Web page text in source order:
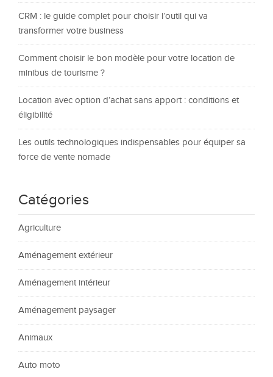
CRM : le guide complet pour choisir l’outil qui va
transformer votre business
Comment choisir le bon modèle pour votre location de
minibus de tourisme ?
Location avec option d’achat sans apport : conditions et
éligibilité
Les outils technologiques indispensables pour équiper sa
force de vente nomade
Catégories
Agriculture
Aménagement extérieur
Aménagement intérieur
Aménagement paysager
Animaux
Auto moto